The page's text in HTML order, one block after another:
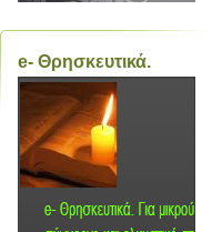
e- Θρησκευτικά.